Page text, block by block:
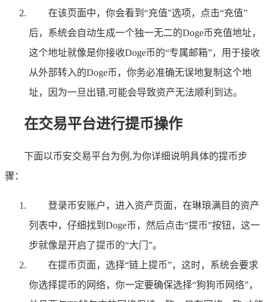
在该页面中，你会看到“充值”选项，点击“充值”
后，系统会自动生成一个独一无二的Doge币充值地址，
这个地址就像是你接收Doge币的“专属邮箱”，用于接收
从外部转入的Doge币，你务必准确无误地复制这个地
址，因为一旦出错,可能会导致资产无法顺利到达。
在交易平台进行提币操作
下面以币安交易平台为例,为你详细说明具体的提币步
骤：
登录币安账户，进入资产页面，在琳琅满目的资产
列表中，仔细找到Doge币，然后点击“提币”按钮，这一
步就像是开启了提币的“大门”。
在提币页面，选择“链上提币”，这时，系统会要求
你选择提币的网络，你一定要确保选择“狗狗币网络”，